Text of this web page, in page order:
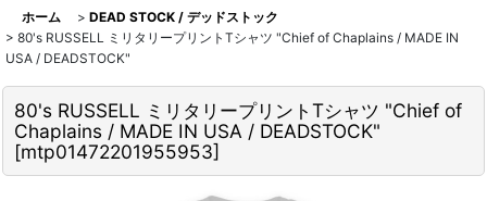
ホーム > DEAD STOCK / デッドストック
> 80's RUSSELL ミリタリープリントTシャツ "Chief of Chaplains / MADE IN
USA / DEADSTOCK"
80's RUSSELL ミリタリープリントTシャツ "Chief of
Chaplains / MADE IN USA / DEADSTOCK"
[mtp01472201955953]